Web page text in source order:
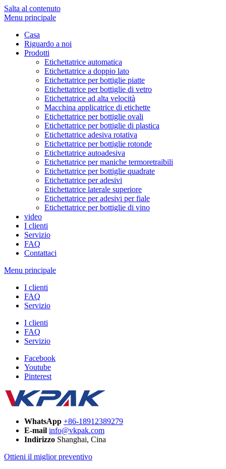
Salta al contenuto
Menu principale
Casa
Riguardo a noi
Prodotti
Etichettatrice automatica
Etichettatrice a doppio lato
Etichettatrice per bottiglie piatte
Etichettatrice per bottiglie di vetro
Etichettatrice ad alta velocità
Macchina applicatrice di etichette
Etichettatrice per bottiglie ovali
Etichettatrice per bottiglie di plastica
Etichettatrice adesiva rotativa
Etichettatrice per bottiglie rotonde
Etichettatrice autoadesiva
Etichettatrice per maniche termoretraibili
Etichettatrice per bottiglie quadrate
Etichettatrice per adesivi
Etichettatrice laterale superiore
Etichettatrice per adesivi per fiale
Etichettatrice per bottiglie di vino
video
I clienti
Servizio
FAQ
Contattaci
Menu principale
I clienti
FAQ
Servizio
I clienti
FAQ
Servizio
Facebook
Youtube
Pinterest
WhatsApp +86-18912389279
E-mail info@vkpak.com
Indirizzo Shanghai, Cina
Ottieni il miglior preventivo